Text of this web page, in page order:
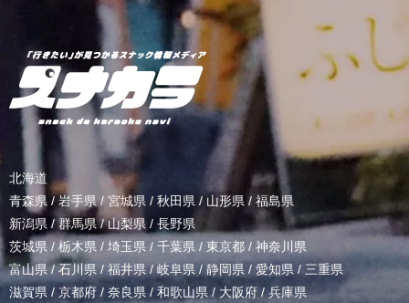
北海道
青森県 / 岩手県/ 宮城県 / 秋田県 / 山形県/ 福島県
新潟県 /群馬県/山梨県 / 長野県
茨城県 / 栃木県 / 埼玉県 / 千葉県 / 東京都 / 神奈川県
富山県 /石川県/福井県/岐阜県 / 静岡県 / 愛知県 / 三重県
滋賀県 / 京都府 / 奈良県 / 和歌山県/ 大阪府 /兵庫県